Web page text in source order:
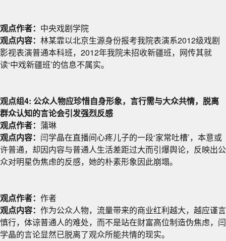
观点作者： 中央戏剧学院
观点内容： 林某霏以北京生源身份报考我院表演系2012级戏剧
影视表演普通本科班，2012年我院未招收新疆班，网传其就
读‘中戏新疆班’的信息不属实。
观点组4: 公众人物应珍惜自身形象，言行需与大众共情，脱离
群众认知的言论会引发强烈反感
观点作者： 蒲琳
观点内容： 闫学晶在直播间心疼儿子的一段‘家常吐槽’，本意或
许普通，却因内容与普通人生活差距过大而引爆舆论，反映出公
众对明星伪焦虑的反感，她的朴素形象因此崩塌。
观点作者： 作者
观点内容： 作为公众人物，流量带来的商业红利越大，越应谨言
慎行，体谅普通人的难处，而不是站在财富高位制造伪焦虑，闫
学晶的言论显然已脱离了观众所能共情的现实。